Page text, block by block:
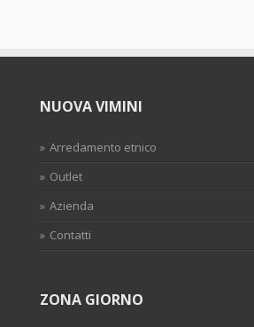
NUOVA VIMINI
Arredamento etnico
Outlet
Azienda
Contatti
ZONA GIORNO